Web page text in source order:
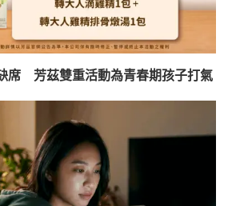
席 芳茲雙重活動為青春期孩子打氣